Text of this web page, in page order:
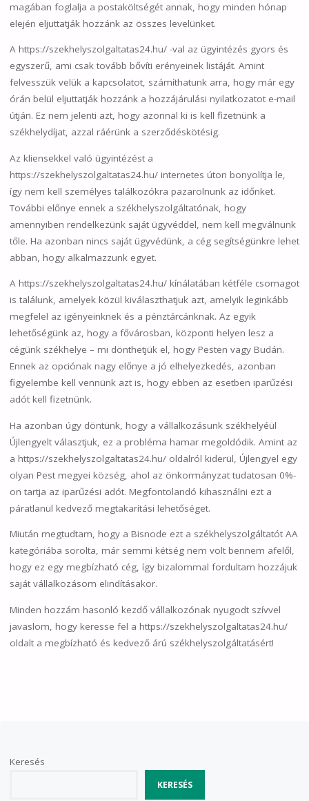
magában foglalja a postaköltségét annak, hogy minden hónap
elején eljuttatják hozzánk az összes levelünket.
A https://szekhelyszolgaltatas24.hu/ -val az ügyintézés gyors és
egyszerű, ami csak tovább bővíti erényeinek listáját. Amint
felvesszük velük a kapcsolatot, számíthatunk arra, hogy már egy
órán belül eljuttatják hozzánk a hozzájárulási nyilatkozatot e-mail
útján. Ez nem jelenti azt, hogy azonnal ki is kell fizetnünk a
székhelydíjat, azzal ráérünk a szerződéskötésig.
Az kliensekkel való ügyintézést a
https://szekhelyszolgaltatas24.hu/ internetes úton bonyolítja le,
így nem kell személyes találkozókra pazarolnunk az időnket.
További előnye ennek a székhelyszolgáltatónak, hogy
amennyiben rendelkezünk saját ügyvéddel, nem kell megválnunk
tőle. Ha azonban nincs saját ügyvédünk, a cég segítségünkre lehet
abban, hogy alkalmazzunk egyet.
A https://szekhelyszolgaltatas24.hu/ kínálatában kétféle csomagot
is találunk, amelyek közül kiválaszthatjuk azt, amelyik leginkább
megfelel az igényeinknek és a pénztárcánknak. Az egyik
lehetőségünk az, hogy a fővárosban, központi helyen lesz a
cégünk székhelye – mi dönthetjük el, hogy Pesten vagy Budán.
Ennek az opciónak nagy előnye a jó elhelyezkedés, azonban
figyelembe kell vennünk azt is, hogy ebben az esetben iparűzési
adót kell fizetnünk.
Ha azonban úgy döntünk, hogy a vállalkozásunk székhelyéül
Újlengyelt választjuk, ez a probléma hamar megoldódik. Amint az
a https://szekhelyszolgaltatas24.hu/ oldalról kiderül, Újlengyel egy
olyan Pest megyei község, ahol az önkormányzat tudatosan 0%-
on tartja az iparűzési adót. Megfontolandó kihasználni ezt a
páratlanul kedvező megtakarítási lehetőséget.
Miután megtudtam, hogy a Bisnode ezt a székhelyszolgáltatót AA
kategóriába sorolta, már semmi kétség nem volt bennem afelől,
hogy ez egy megbízható cég, így bizalommal fordultam hozzájuk
saját vállalkozásom elindításakor.
Minden hozzám hasonló kezdő vállalkozónak nyugodt szívvel
javaslom, hogy keresse fel a https://szekhelyszolgaltatas24.hu/
oldalt a megbízható és kedvező árú székhelyszolgáltatásért!
Keresés
KERESÉS